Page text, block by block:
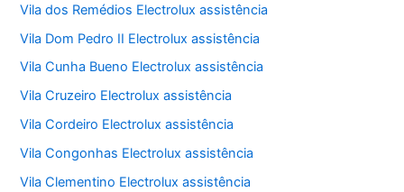
Vila dos Remédios Electrolux assistência
Vila Dom Pedro II Electrolux assistência
Vila Cunha Bueno Electrolux assistência
Vila Cruzeiro Electrolux assistência
Vila Cordeiro Electrolux assistência
Vila Congonhas Electrolux assistência
Vila Clementino Electrolux assistência